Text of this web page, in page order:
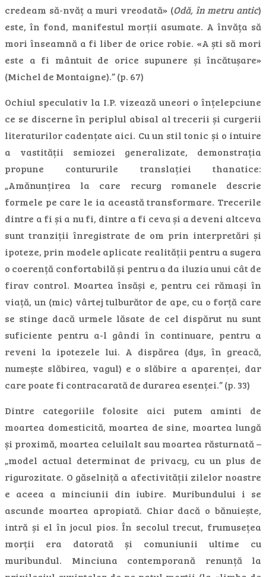
credeam să-nvăț a muri vreodată» (Odă, în metru antic)
este, în fond, manifestul morții asumate. A învăța să
mori înseamnă a fi liber de orice robie. «A ști să mori
este a fi mântuit de orice supunere și încătușare»
(Michel de Montaigne).” (p. 67)
Ochiul speculativ la I.P. vizează uneori o înțelepciune
ce se discerne în periplul abisal al trecerii și curgerii
literaturilor cadențate aici. Cu un stil tonic și o intuire
a vastității semiozei generalizate, demonstrația
propune contururile translației thanatice:
„Amănunțirea la care recurg romanele descrie
formele pe care le ia această transformare. Trecerile
dintre a fi și a nu fi, dintre a fi ceva și a deveni altceva
sunt tranziții înregistrate de om prin interpretări și
ipoteze, prin modele aplicate realității pentru a sugera
o coerență confortabilă și pentru a da iluzia unui cât de
firav control. Moartea însăși e, pentru cei rămași în
viață, un (mic) vârtej tulburător de ape, cu o forță care
se stinge dacă urmele lăsate de cel dispărut nu sunt
suficiente pentru a-l gândi în continuare, pentru a
reveni la ipotezele lui. A dispărea (dys, în greacă,
numește slăbirea, vagul) e o slăbire a aparenței, dar
care poate fi contracarată de durarea esenței.” (p. 33)
Dintre categoriile folosite aici putem aminti de
moartea domesticită, moartea de sine, moartea lungă
și proximă, moartea celuilalt sau moartea răsturnată –
„model actual determinat de privacy, cu un plus de
rigurozitate. O găselniță a afectivității zilelor noastre
e aceea a minciunii din iubire. Muribundului i se
ascunde moartea apropiată. Chiar dacă o bănuiește,
intră și el în jocul pios. În secolul trecut, frumusețea
morții era datorată și comuniunii ultime cu
muribundul. Minciuna contemporană renunță la